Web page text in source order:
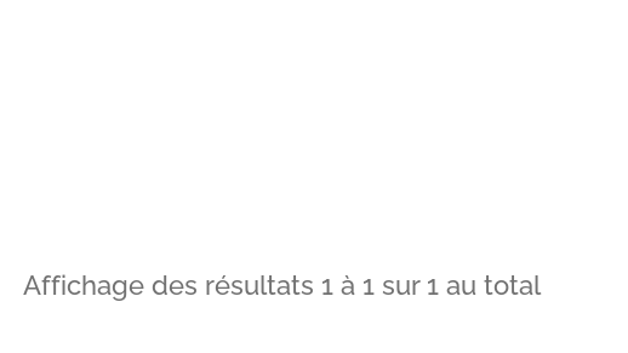
Affichage des résultats 1 à 1 sur 1 au total